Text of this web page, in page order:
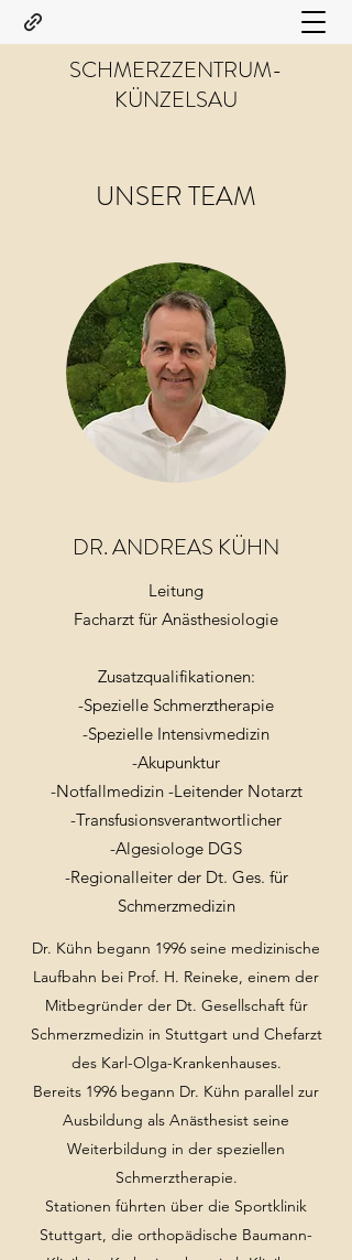
SCHMERZZENTRUM-
KÜNZELSAU
UNSER TEAM
DR. ANDREAS KÜHN
Leitung
Facharzt für Anästhesiologie
Zusatzqualifikationen:
-Spezielle Schmerztherapie
-Spezielle Intensivmedizin
-Akupunktur
-Notfallmedizin -Leitender Notarzt
-Transfusionsverantwortlicher
-Algesiologe DGS
-Regionalleiter der Dt. Ges. für
Schmerzmedizin
Dr. Kühn begann 1996 seine medizinische
Laufbahn bei Prof. H. Reineke, einem der
Mitbegründer der Dt. Gesellschaft für
Schmerzmedizin in Stuttgart und Chefarzt
des Karl-Olga-Krankenhauses.
Bereits 1996 begann Dr. Kühn parallel zur
Ausbildung als Anästhesist seine
Weiterbildung in der speziellen
Schmerztherapie.
Stationen führten über die Sportklinik
Stuttgart, die orthopädische Baumann-